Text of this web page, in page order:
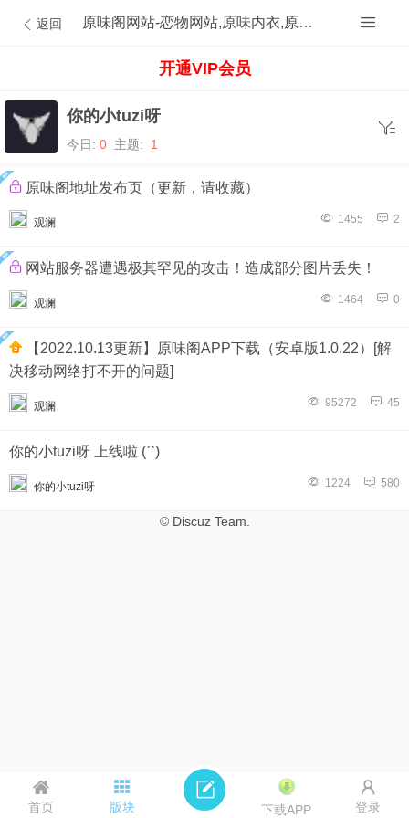
返回 原味阁网站-恋物网站,原味内衣,原味内裤,原味丝袜,原味内内,原味MM,原味原创的原味论坛
开通VIP会员
你的小tuzi呀
今日: 0 主题: 1
原味阁地址发布页（更新，请收藏）
观澜 1455 2
网站服务器遭遇极其罕见的攻击！造成部分图片丢失！
观澜 1464 0
决移动网络打不开的问题]
观澜 95272 45
你的小tuzi呀 上线啦 (ˊˋ)
你的小tuzi呀 1224 580
© Discuz Team.
首页 版块 下载APP 登录